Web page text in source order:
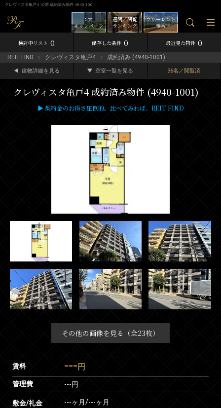
クレヴィスタ亀戸4 10階 成約済み物件 4940-1001
フリーレント
検索
週間／閲覧
ランキング
5大
キャンペーン
検討中リスト 0 保存した条件 0 最近見た物件 0
REIT FIND クレヴィスタ亀戸4 成約済み (4940-1001)
建物詳細を見る 空室一覧を見る 36名／閲覧済
クレヴィスタ亀戸4 成約済み物件 (4940-1001)
▶ 契約金のお得さ圧倒的。比べてみれば、REIT FIND
その他の画像を見る（全23枚）
賃料 --- 円
管理費 ---円
敷金/礼金 ---ヶ月/---ヶ月